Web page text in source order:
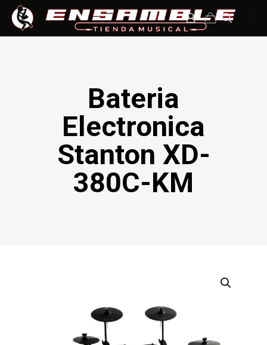
Bateria
Electronica
Stanton XD-
380C-KM